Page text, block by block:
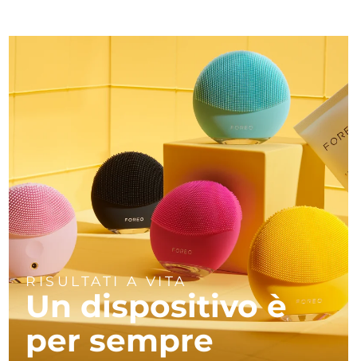
RISULTATI A VITA
Un dispositivo è
per sempre